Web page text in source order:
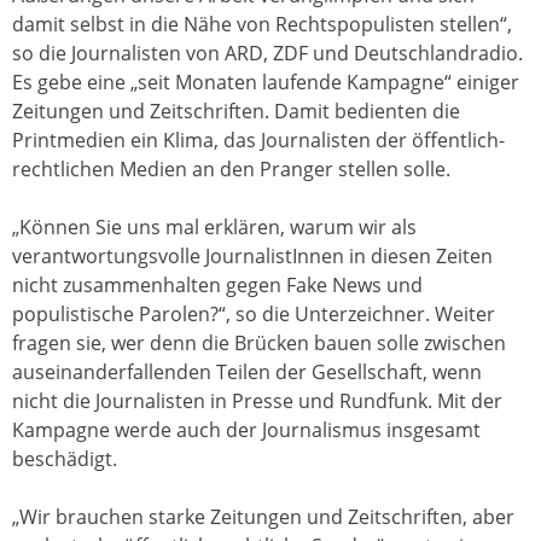
damit selbst in die Nähe von Rechtspopulisten stellen“,
so die Journalisten von ARD, ZDF und Deutschlandradio.
Es gebe eine „seit Monaten laufende Kampagne“ einiger
Zeitungen und Zeitschriften. Damit bedienten die
Printmedien ein Klima, das Journalisten der öffentlich-
rechtlichen Medien an den Pranger stellen solle.
„Können Sie uns mal erklären, warum wir als
verantwortungsvolle JournalistInnen in diesen Zeiten
nicht zusammenhalten gegen Fake News und
populistische Parolen?“, so die Unterzeichner. Weiter
fragen sie, wer denn die Brücken bauen solle zwischen
auseinanderfallenden Teilen der Gesellschaft, wenn
nicht die Journalisten in Presse und Rundfunk. Mit der
Kampagne werde auch der Journalismus insgesamt
beschädigt.
„Wir brauchen starke Zeitungen und Zeitschriften, aber